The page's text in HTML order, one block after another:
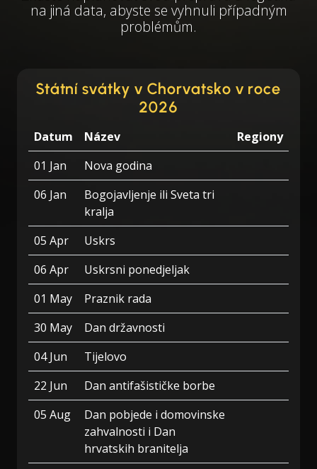
na jiná data, abyste se vyhnuli případným
problémům.
Státní svátky v Chorvatsko v roce
2026
Datum Název
Regiony
01 Jan
Nova godina
06 Jan
Bogojavljenje ili Sveta tri
kralja
05 Apr
Uskrs
06 Apr
Uskrsni ponedjeljak
01 May
Praznik rada
30 May
Dan državnosti
04 Jun
Tijelovo
22 Jun
Dan antifašističke borbe
05 Aug
Dan pobjede i domovinske
zahvalnosti i Dan
hrvatskih branitelja